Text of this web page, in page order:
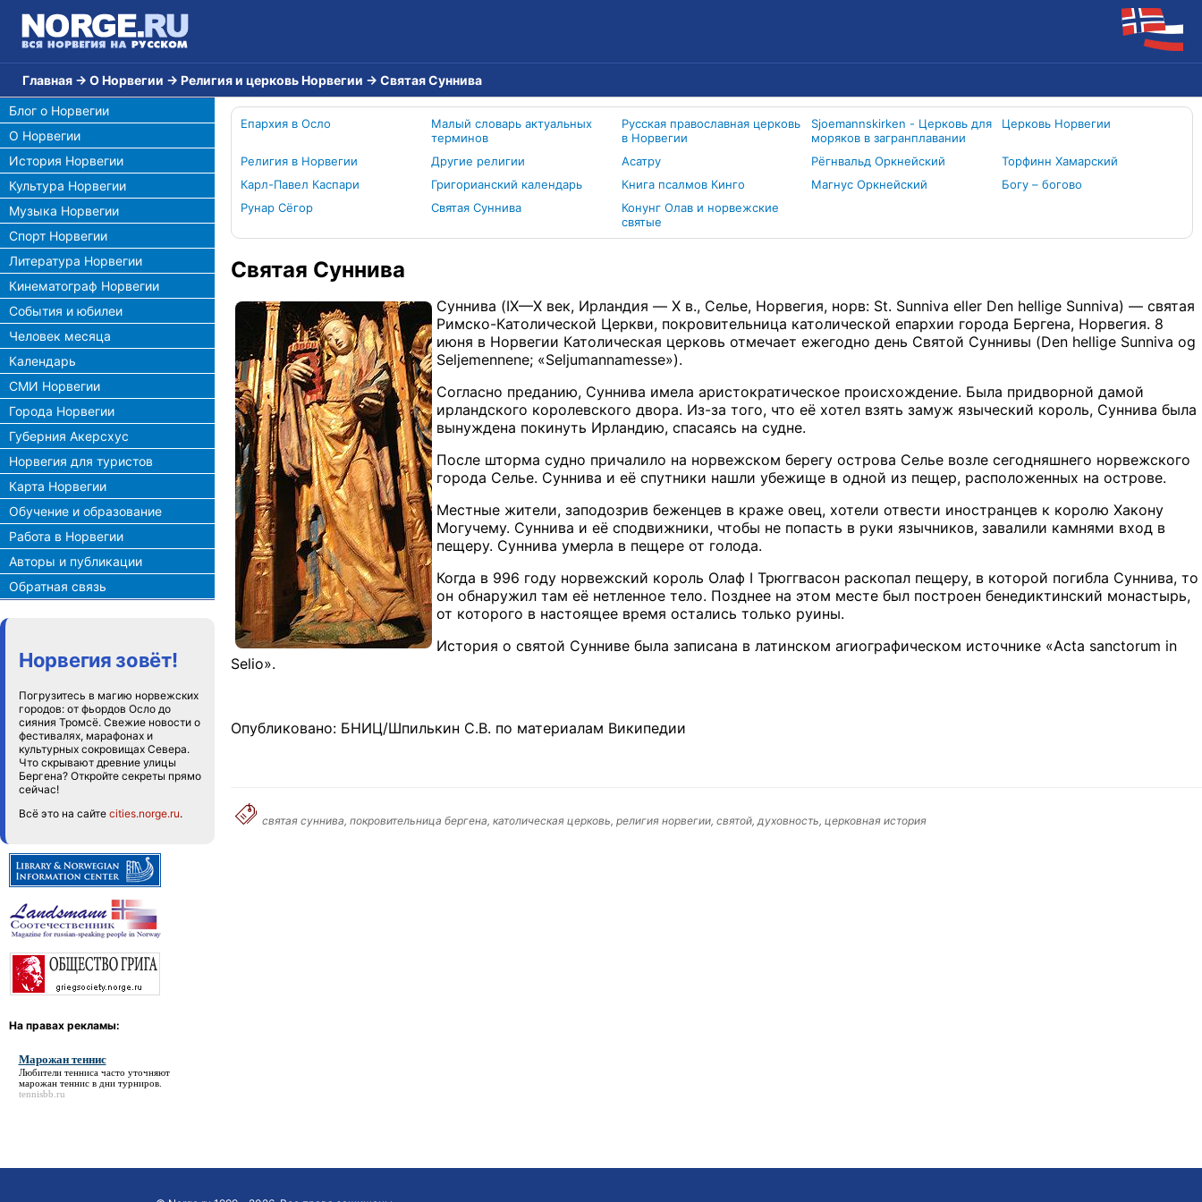
Главная → О Норвегии → Религия и церковь Норвегии → Святая Суннива
Блог о Норвегии
О Норвегии
История Норвегии
Культура Норвегии
Музыка Норвегии
Спорт Норвегии
Литература Норвегии
Кинематограф Норвегии
События и юбилеи
Человек месяца
Календарь
СМИ Норвегии
Города Норвегии
Губерния Акерсхус
Норвегия для туристов
Карта Норвегии
Обучение и образование
Работа в Норвегии
Авторы и публикации
Обратная связь
Норвегия зовёт!
Погрузитесь в магию норвежских
городов: от фьордов Осло до
сияния Тромсё. Свежие новости о
фестивалях, марафонах и
культурных сокровищах Севера.
Что скрывают древние улицы
Бергена? Откройте секреты прямо
сейчас!
Всё это на сайте cities.norge.ru.
На правах рекламы:
Марожан теннис
Любители тенниса часто уточняют
марожан теннисв дни турниров.
tennisbb.ru
Епархия в Осло
Малый словарь актуальных
терминов
Русская православная церковь
в Норвегии
Sjoemannskirken - Церковь для
моряков в загранплавании
Церковь Норвегии
Религия в Норвегии Другие религии Асатру Рёгнвальд Оркнейский
Торфинн Хамарский
Карл-Павел Каспари
Григорианский календарь Книга псалмов Кинго Магнус Оркнейский
Богу – богово
Рунар Сёгор
Святая Суннива
Конунг Олав и норвежские
святые
Святая Суннива
Суннива (IX—X век, Ирландия — X в., Селье, Норвегия, норв: St. Sunniva eller Den hellige Sunniva) — святая
Римско-Католической Церкви, покровительница католической епархии города Бергена, Норвегия. 8
июня в Норвегии Католическая церковь отмечает ежегодно день Святой Суннивы (Den hellige Sunniva og
Seljemennene; «Seljumannamesse»).
Согласно преданию, Суннива имела аристократическое происхождение. Была придворной дамой
ирландского королевского двора. Из-за того, что её хотел взять замуж языческий король, Суннива была
вынуждена покинуть Ирландию, спасаясь на судне.
После шторма судно причалило на норвежском берегу острова Селье возле сегодняшнего норвежского
города Селье. Суннива и её спутники нашли убежище в одной из пещер, расположенных на острове.
Местные жители, заподозрив беженцев в краже овец, хотели отвести иностранцев к королю Хакону
Могучему. Суннива и её сподвижники, чтобы не попасть в руки язычников, завалили камнями вход в
пещеру. Суннива умерла в пещере от голода.
Когда в 996 году норвежский король Олаф I Трюггвасон раскопал пещеру, в которой погибла Суннива, то
он обнаружил там её нетленное тело. Позднее на этом месте был построен бенедиктинский монастырь,
от которого в настоящее время остались только руины.
История о святой Сунниве была записана в латинском агиографическом источнике «Acta sanctorum in
Selio».
Опубликовано: БНИЦ/Шпилькин С.В. по материалам Википедии
святая суннива, покровительница бергена, католическая церковь, религия норвегии, святой, духовность, церковная история